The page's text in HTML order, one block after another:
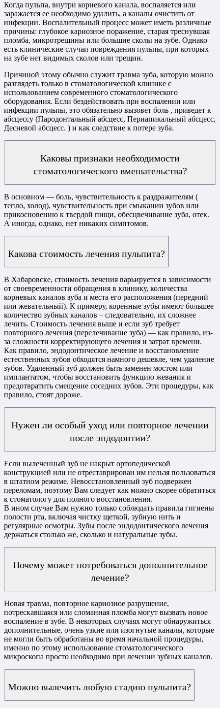
Когда пульпа, внутри корневого канала, воспаляется или
заражается ее необходимо удалить, а каналы очистить от
инфекции. Воспалительный процесс может иметь различные
причины: глубокое кариозное поражение, старая треснувшая
пломба, микротрещины или большие сколы на зубе. Однако
есть клинические случаи повреждения пульпы, при которых
на зубе нет видимых сколов или трещин.
Причиной этому обычно служит травма зуба, которую можно
разглядеть только в стоматологической клинике с
использованием современного стоматологического
оборудования. Если бездействовать при воспалении или
инфекции пульпы, это обязательно вызовет боль , приведет к
абсцессу (Пародонтальный абсцесс, Периапикальный абсцесс,
Десневой абсцесс. ) и как следствие к потере зуба.
Каковы признаки необходимости
стоматологического вмешательства?
В основном — боль, чувствительность к раздражителям (
тепло, холод), чувствительность при смыкании зубов или
прикосновению к твердой пищи, обесцвечивание зуба, отек.
А иногда, однако, нет никаких симптомов.
Какова стоимость лечения пульпита?
В Хабаровске, стоимость лечения варьируется в зависимости
от своевременности обращения в клинику, количества
корневых каналов зуба и места его расположения (передний
или жевательный). К примеру, коренные зубы имеют большее
количество зубных каналов – следовательно, их сложнее
лечить. Стоимость лечения выше и если зуб требует
повторного лечения (перелечивание зуба) — как правило, из-
за сложности корректирующего лечения и затрат времени.
Как правило, эндодонтическое лечение и восстановление
естественных зубов обходятся намного дешевле, чем удаление
зубов. Удаленный зуб должен быть заменен мостом или
имплантатом, чтобы восстановить функцию жевания и
предотвратить смещение соседних зубов. Эти процедуры, как
правило, стоят дороже.
Нужен ли особый уход или повторное лечении
после эндодонтии?
Если вылеченный зуб не накрыт ортопедической
конструкцией или не отреставрирован им нельзя пользоваться
в штатном режиме. Невосстановленный зуб подвержен
переломам, поэтому Вам следует как можно скорее обратиться
к стоматологу для полного восстановления.
В ином случае Вам нужно только соблюдать правила гигиены
полости рта, включая чистку щеткой, зубную нить и
регулярные осмотры. Зубы после эндодонтического лечения
держаться столько же, сколько и натуральные зубы.
Почему может потребоваться дополнительное
лечение?
Новая травма, повторное кариозное разрушение,
потрескавшаяся или сломанная пломба могут вызвать новое
воспаление в зубе. В некоторых случаях могут обнаружиться
дополнительные, очень узкие или изогнутые каналы, которые
не могли быть обработаны во время начальной процедуры,
именно по этому использование стоматологического
микроскопа просто необходимо при лечении зубных каналов.
Можно вылечить любую стадию пульпита?